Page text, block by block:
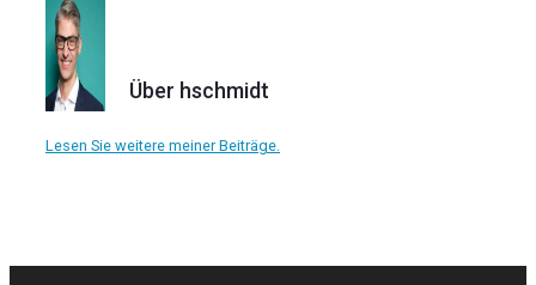
Über hschmidt
Lesen Sie weitere meiner Beiträge.